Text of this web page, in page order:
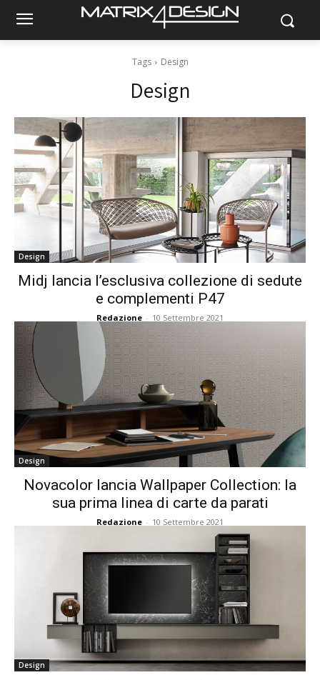
Tags Design
Design
Design
Midj lancia l’esclusiva collezione di sedute
e complementi P47
Redazione - 10 Settembre 2021
Design
Novacolor lancia Wallpaper Collection: la
sua prima linea di carte da parati
Redazione - 10 Settembre 2021
Design